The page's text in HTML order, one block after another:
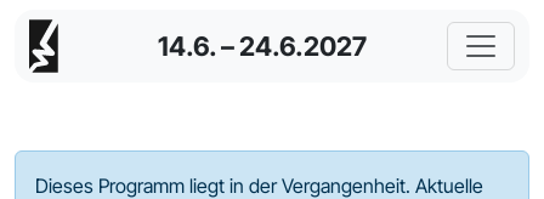
14.6. – 24.6.2027
Programm - 2021
Dieses Programm liegt in der Vergangenheit. Aktuelle